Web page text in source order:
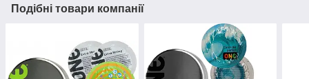
Подібні товари компанії